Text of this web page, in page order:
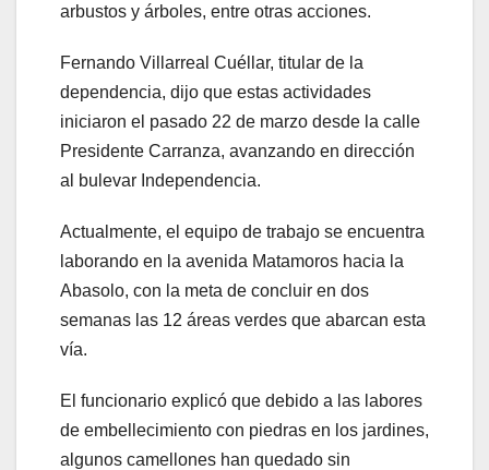
arbustos y árboles, entre otras acciones.
Fernando Villarreal Cuéllar, titular de la
dependencia, dijo que estas actividades
iniciaron el pasado 22 de marzo desde la calle
Presidente Carranza, avanzando en dirección
al bulevar Independencia.
Actualmente, el equipo de trabajo se encuentra
laborando en la avenida Matamoros hacia la
Abasolo, con la meta de concluir en dos
semanas las 12 áreas verdes que abarcan esta
vía.
El funcionario explicó que debido a las labores
de embellecimiento con piedras en los jardines,
algunos camellones han quedado sin